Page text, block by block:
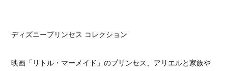
ディズニープリンセス コレクション
映画「リトル・マーメイド」のプリンセス、アリエルと家族や